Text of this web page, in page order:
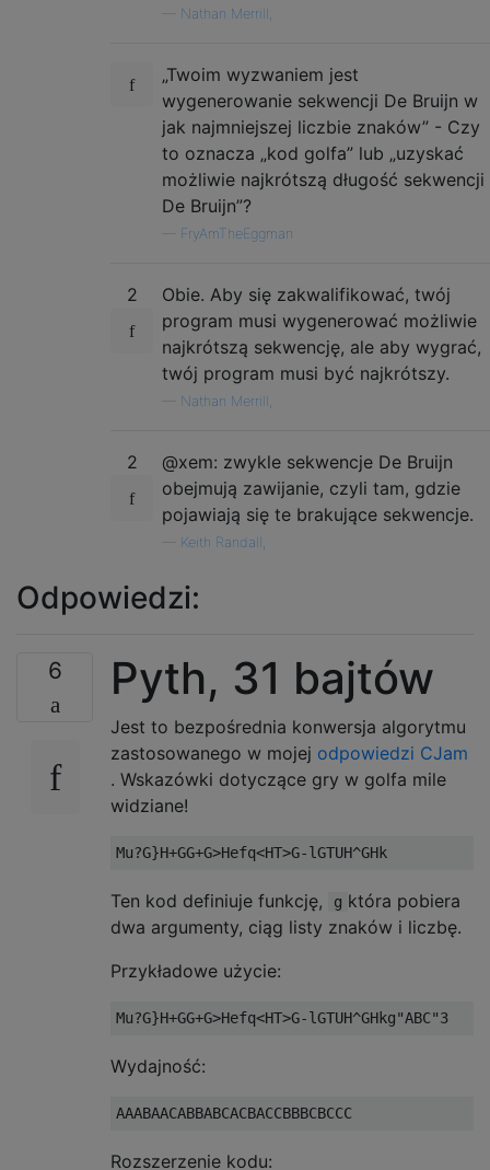
Nathan Merrill,
„Twoim wyzwaniem jest
wygenerowanie sekwencji De Bruijn w
jak najmniejszej liczbie znaków” - Czy
to oznacza „kod golfa” lub „uzyskać
możliwie najkrótszą długość sekwencji
De Bruijn”?
FryAmTheEggman
2
Obie. Aby się zakwalifikować, twój
program musi wygenerować możliwie
najkrótszą sekwencję, ale aby wygrać,
twój program musi być najkrótszy.
Nathan Merrill,
2
@xem: zwykle sekwencje De Bruijn
obejmują zawijanie, czyli tam, gdzie
pojawiają się te brakujące sekwencje.
Keith Randall,
Odpowiedzi:
6 Pyth, 31 bajtów
Jest to bezpośrednia konwersja algorytmu
zastosowanego w mojej odpowiedzi CJam
. Wskazówki dotyczące gry w golfa mile
widziane!
Ten kod definiuje funkcję, g która pobiera
dwa argumenty, ciąg listy znaków i liczbę.
Przykładowe użycie:
Wydajność:
Rozszerzenie kodu: